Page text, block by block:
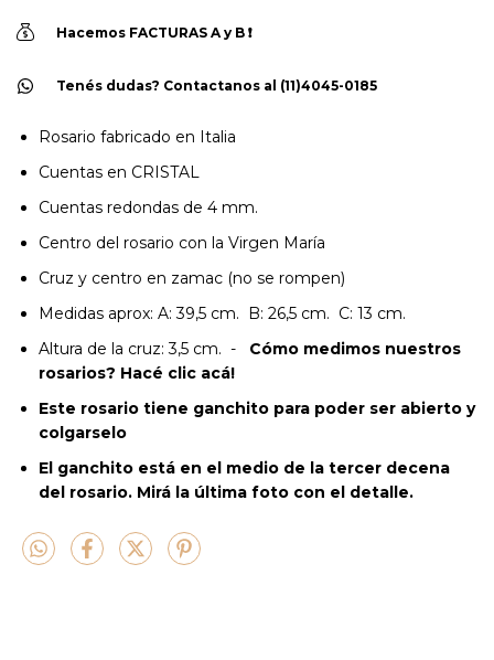
Hacemos FACTURAS A y B ❗️
Tenés dudas? Contactanos al (11)4045-0185
Rosario fabricado en Italia
Cuentas en CRISTAL
Cuentas redondas de 4 mm.
Centro del rosario con la Virgen María
Cruz y centro en zamac (no se rompen)
Medidas aprox: A: 39,5 cm. B: 26,5 cm. C: 13 cm.
Altura de la cruz: 3,5 cm. - Cómo medimos nuestros
rosarios? Hacé clic acá!
Este rosario tiene ganchito para poder ser abierto y
colgarselo
El ganchito está en el medio de la tercer decena
del rosario. Mirá la última foto con el detalle.